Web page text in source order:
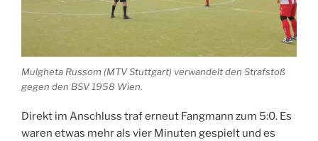
Mulgheta Russom (MTV Stuttgart) verwandelt den Strafstoß
gegen den BSV 1958 Wien.
Direkt im Anschluss traf erneut Fangmann zum 5:0. Es
waren etwas mehr als vier Minuten gespielt und es